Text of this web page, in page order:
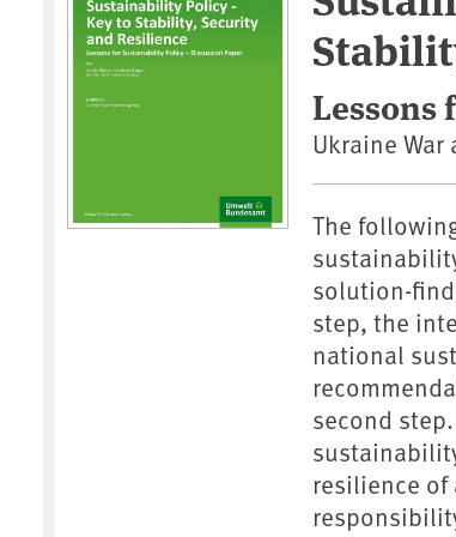
Lessons
Ukraine
The
solution-
step, the
national
second
resilience